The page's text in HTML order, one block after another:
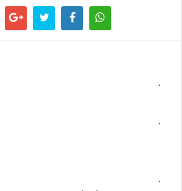
.
.
.